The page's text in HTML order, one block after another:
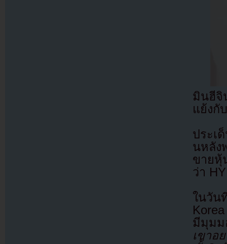
มินฮีจิ
แย้งกั
ประเ
นหลัง
ขายหุ้
ว่า
ในวั
มีมุมม
เขา